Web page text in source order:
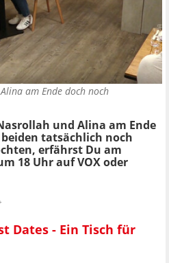
am Ende doch noch
und Alina am Ende
tatsächlich noch
erfährst Du am
18 Uhr auf VOX oder
Dates - Ein Tisch für